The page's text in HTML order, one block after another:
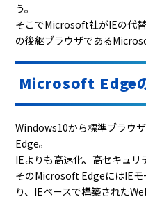
う。
そこでMicrosoft社がIEの代
の後継ブラウザである
Microsoft Edge
Windows10から標準ブラウ
Edge。
IEよりも高速化、高セキュリ
そのMicrosoft EdgeにはIE
り、 IEベースで構築された